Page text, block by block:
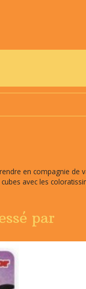
en compagnie de
avec les
par